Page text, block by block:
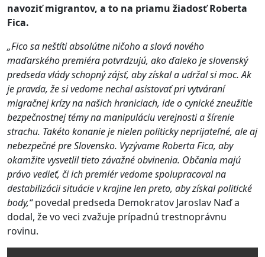
navoziť migrantov, a to na priamu žiadosť Roberta
Fica.
„Fico sa neštíti absolútne ničoho a slová nového
maďarského premiéra potvrdzujú, ako ďaleko je slovenský
predseda vlády schopný zájsť, aby získal a udržal si moc. Ak
je pravda, že si vedome nechal asistovať pri vytváraní
migračnej krízy na našich hraniciach, ide o cynické zneužitie
bezpečnostnej témy na manipuláciu verejnosti a šírenie
strachu. Takéto konanie je nielen politicky neprijateľné, ale aj
nebezpečné pre Slovensko. Vyzývame Roberta Fica, aby
okamžite vysvetlil tieto závažné obvinenia. Občania majú
právo vedieť, či ich premiér vedome spolupracoval na
destabilizácii situácie v krajine len preto, aby získal politické
body,“povedal predseda Demokratov Jaroslav Naď a
dodal, že vo veci zvažuje prípadnú trestnoprávnu
rovinu.